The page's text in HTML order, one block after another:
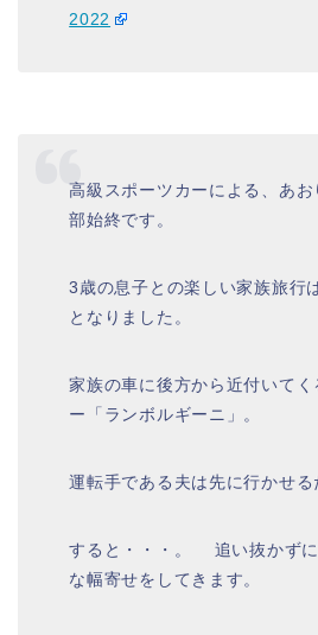
2022
高級スポーツカーによる、あ
部始終です。
3歳の息子との楽しい家族旅行
となりました。
家族の車に後方から近付いてく
ー「ランボルギーニ」。
運転手である夫は先に行かせる
すると・・・。 追い抜かずに
な幅寄せをしてきます。